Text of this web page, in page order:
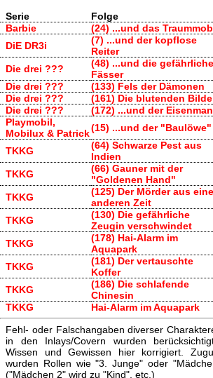
Serie Folge
Barbie
(24) ...und das
DiE DR3i
(7) ...und der kopflose
Reiter
Die drei ???
(48) ...und die
Fässer
Die drei ???
(133) Fels der Dämonen
Die drei ???
(161) Die blutenden
Die drei ???
(172) ...und der
Playmobil,
Mobilux & Patrick(15) ...und der "Baulöwe"
TKKG
(64) Schwarze Pest aus
Indien
TKKG
(66) Gauner mit der
"Goldenen Hand"
TKKG
(125) Der Mörder aus
anderen Zeit
TKKG
(130) Die gefährliche
Zeugin verschwindet
TKKG
(178) Hai-Alarm im
Aquapark
TKKG
(181) Der vertauschte
Koffer
TKKG
(186) Die schlafende
Chinesin
TKKG
Hai-Alarm im Aquapark
Fehl- oder Falschangaben diverser
in den Inlays/Covern wurden
Wissen und Gewissen hier korrigiert.
wurden Rollen wie "3. Junge" oder
("Mädchen 2" wird zu "Kind", etc.)